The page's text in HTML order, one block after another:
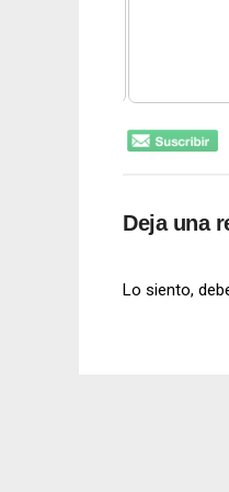
Deja una
Lo siento,